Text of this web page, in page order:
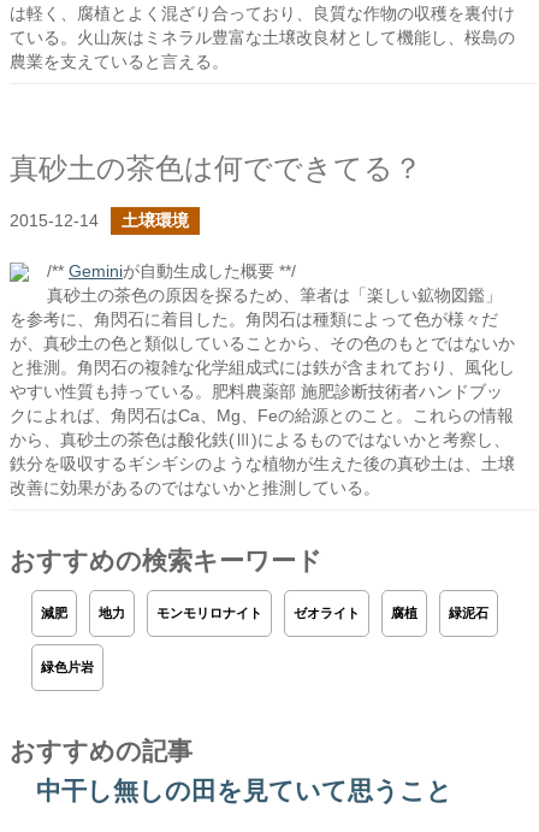
は軽く、腐植とよく混ざり合っており、良質な作物の収穫を裏付け
ている。火山灰はミネラル豊富な土壌改良材として機能し、桜島の
農業を支えていると言える。
真砂土の茶色は何でできてる？
2015-12-14 土壌環境
/** Geminiが自動生成した概要 **/
真砂土の茶色の原因を探るため、筆者は「楽しい鉱物図鑑」
を参考に、角閃石に着目した。角閃石は種類によって色が様々だ
が、真砂土の色と類似していることから、その色のもとではないか
と推測。角閃石の複雑な化学組成式には鉄が含まれており、風化し
やすい性質も持っている。肥料農薬部 施肥診断技術者ハンドブッ
クによれば、角閃石はCa、Mg、Feの給源とのこと。これらの情報
から、真砂土の茶色は酸化鉄(Ⅲ)によるものではないかと考察し、
鉄分を吸収するギシギシのような植物が生えた後の真砂土は、土壌
改善に効果があるのではないかと推測している。
おすすめの検索キーワード
減肥 地力 モンモリロナイト ゼオライト 腐植 緑泥石
緑色片岩
おすすめの記事
中干し無しの田を見ていて思うこと